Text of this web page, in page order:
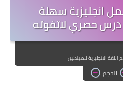
انجليزية سهلة
حصري لاتفوته
الانجليزية للمبتدئين
الحجم